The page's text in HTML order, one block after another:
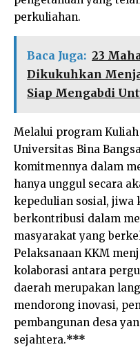
perkuliahan.
Baca Juga: 23
Dikukuhkan
Siap Mengabdi
Melalui program
Universitas Bina
komitmennya dalam
hanya unggul secara
kepedulian sosial, jiwa
berkontribusi dalam
masyarakat yang
Pelaksanaan KKM
kolaborasi antara
daerah merupakan
mendorong inovasi,
pembangunan desa
sejahtera.***